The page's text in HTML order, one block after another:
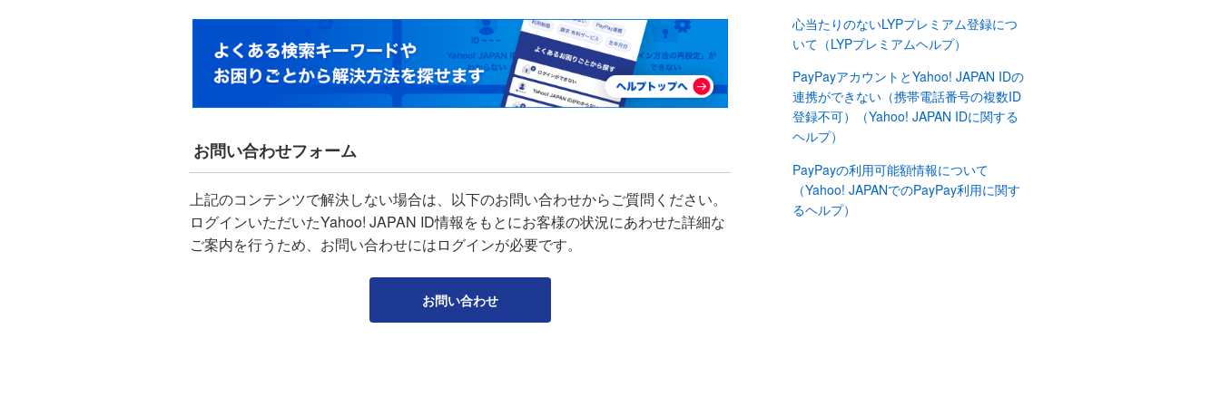
お問い合わせフォーム
上記のコンテンツで解決しない場合は、以下のお問い合わせからご質問ください。
ログインいただいたYahoo! JAPAN ID情報をもとにお客様の状況にあわせた詳細な
ご案内を行うため、お問い合わせにはログインが必要です。
お問い合わせ
心当たりのないLYPプレミアム登録につ
いて（LYPプレミアムヘルプ）
PayPayアカウントとYahoo! JAPAN IDの
連携ができない（携帯電話番号の複数ID
登録不可）（Yahoo! JAPAN IDに関する
ヘルプ）
PayPayの利用可能額情報について
（Yahoo! JAPANでのPayPay利用に関す
るヘルプ）